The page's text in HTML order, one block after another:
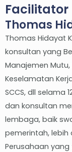
Facilitator
Thomas
Thomas Hidayat
konsultan yang
Manajemen
Keselamatan Kerja
SCCS, dll selama
dan konsultan
lembaga, baik
pemerintah, lebih
Perusahaan